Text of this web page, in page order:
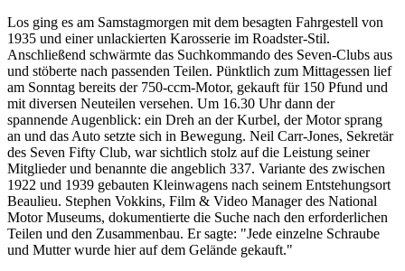
Los ging es am Samstagmorgen mit dem besagten Fahrgestell von
1935 und einer unlackierten Karosserie im Roadster-Stil.
Anschließend schwärmte das Suchkommando des Seven-Clubs aus
und stöberte nach passenden Teilen. Pünktlich zum Mittagessen lief
am Sonntag bereits der 750-ccm-Motor, gekauft für 150 Pfund und
mit diversen Neuteilen versehen. Um 16.30 Uhr dann der
spannende Augenblick: ein Dreh an der Kurbel, der Motor sprang
an und das Auto setzte sich in Bewegung. Neil Carr-Jones, Sekretär
des Seven Fifty Club, war sichtlich stolz auf die Leistung seiner
Mitglieder und benannte die angeblich 337. Variante des zwischen
1922 und 1939 gebauten Kleinwagens nach seinem Entstehungsort
Beaulieu. Stephen Vokkins, Film & Video Manager des National
Motor Museums, dokumentierte die Suche nach den erforderlichen
Teilen und den Zusammenbau. Er sagte: "Jede einzelne Schraube
und Mutter wurde hier auf dem Gelände gekauft."